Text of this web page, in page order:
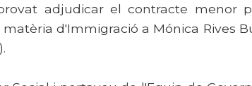
adjudicar el contracte menor
matèria d'Immigració a Mónica Rives